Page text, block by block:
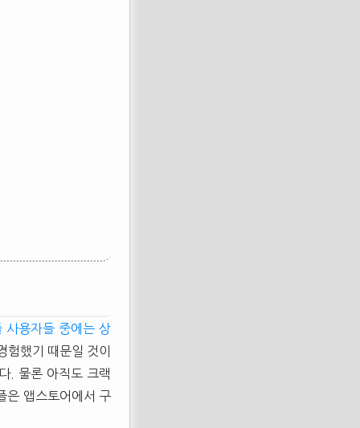
사용자들 중에는 상
험했기 때문일 것이
. 물론 아직도 크랙
은 앱스토어에서 구